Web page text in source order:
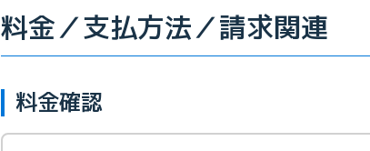
料金／支払方法／請求関連
料金確認